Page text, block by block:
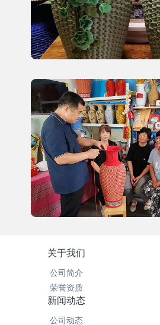
关于我们
公司简介
荣誉资质
新闻动态
公司动态